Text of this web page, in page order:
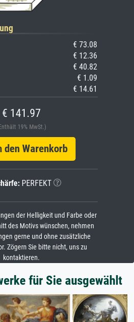
€ 73.08
€ 12.36
€ 40.82
€ 1.09
€ 14.61
€ 141.97
19% MwSt.)
Warenkorb
PERFEKT
der Helligkeit und Farbe oder
des Motivs wünschen, nehmen
gerne und ohne zusätzliche
Zögern Sie bitte nicht, uns zu
kontaktieren.
für Sie ausgewählt